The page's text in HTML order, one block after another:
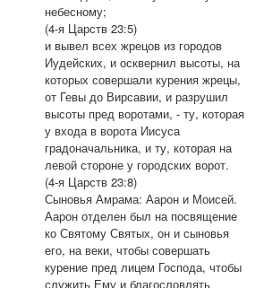
небесному;
(4-я Царств 23:5)
и вывел всех жрецов из городов
Иудейских, и осквернил высоты, на
которых совершали курения жрецы,
от Гевы до Вирсавии, и разрушил
высоты пред воротами, - ту, которая
у входа в ворота Иисуса
градоначальника, и ту, которая на
левой стороне у городских ворот.
(4-я Царств 23:8)
Сыновья Амрама: Аарон и Моисей.
Аарон отделен был на посвящение
ко Святому Святых, он и сыновья
его, на веки, чтобы совершать
курение пред лицем Господа, чтобы
служить Ему и благословлять